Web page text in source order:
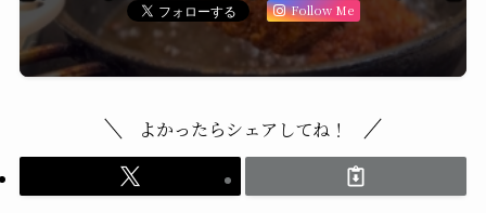
Follow Me
よかったらシェアしてね！